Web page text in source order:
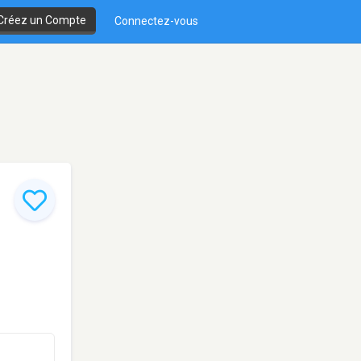
un Compte Connectez-vous